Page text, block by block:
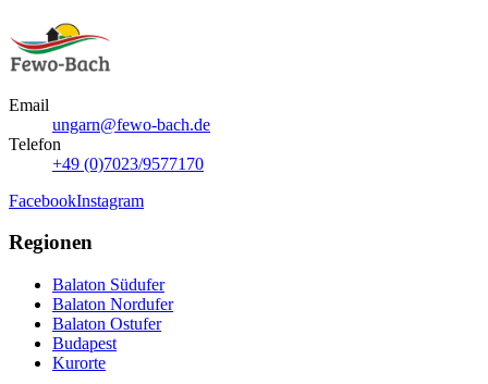
Email
ungarn@fewo-bach.de
Telefon
+49 (0)7023/9577170
FacebookInstagram
Regionen
Balaton Südufer
Balaton Nordufer
Balaton Ostufer
Budapest
Kurorte